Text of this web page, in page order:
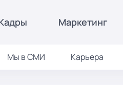
Маркетинг
Мы в СМИ Карьера